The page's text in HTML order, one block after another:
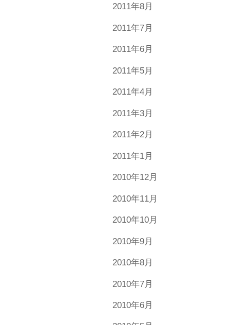
2011年8月
2011年7月
2011年6月
2011年5月
2011年4月
2011年3月
2011年2月
2011年1月
2010年12月
2010年11月
2010年10月
2010年9月
2010年8月
2010年7月
2010年6月